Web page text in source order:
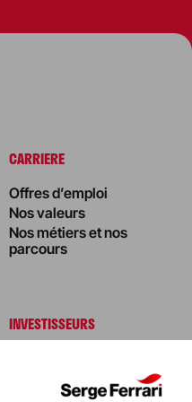
CARRIERE
Offres d’emploi
Nos valeurs
Nos métiers et nos
parcours
INVESTISSEURS